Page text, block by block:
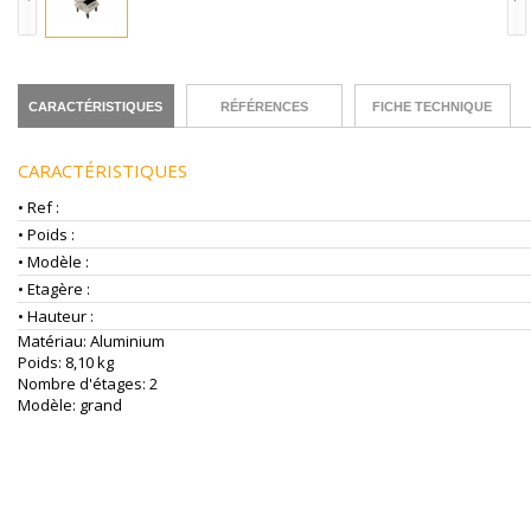
CARACTÉRISTIQUES RÉFÉRENCES FICHE TECHNIQUE
CARACTÉRISTIQUES
• Ref :
• Poids :
• Modèle :
• Etagère :
• Hauteur :
Matériau: Aluminium
Poids: 8,10 kg
Nombre d'étages: 2
Modèle: grand